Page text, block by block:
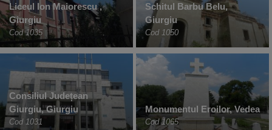
Liceul Ion Maiorescu ,
Giurgiu
Cod 1035
Schitul Barbu Belu,
Giurgiu
Cod 1050
Consiliul Județean
Giurgiu, Giurgiu
Cod 1031
Monumentul Eroilor, Vedea
Cod 1065